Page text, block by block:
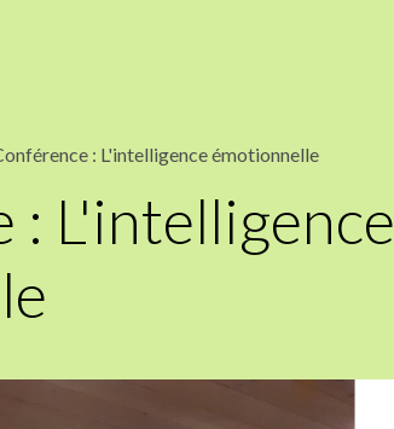
: L'intelligence émotionnelle
: L'intelligence